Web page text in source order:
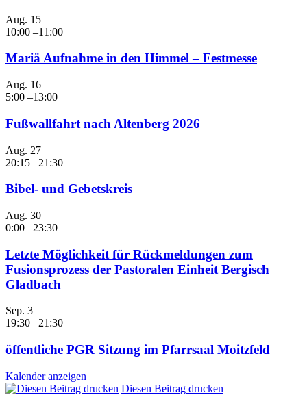
Aug. 15
10:00 –11:00
Mariä Aufnahme in den Himmel – Festmesse
Aug. 16
5:00 –13:00
Fußwallfahrt nach Altenberg 2026
Aug. 27
20:15 –21:30
Bibel- und Gebetskreis
Aug. 30
0:00 –23:30
Letzte Möglichkeit für Rückmeldungen zum
Fusionsprozess der Pastoralen Einheit Bergisch
Gladbach
Sep. 3
19:30 –21:30
öffentliche PGR Sitzung im Pfarrsaal Moitzfeld
Kalender anzeigen
Diesen Beitrag drucken